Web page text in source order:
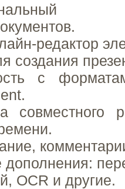
редактор
создания
с
совместного
OCR и другие.